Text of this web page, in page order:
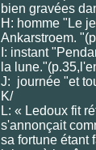
bien gravées
H: homme "Le
Ankarstroem.
I: instant
la
J: journée "et
K/
L: « Ledoux fit
s'annonçait
sa fortune étant